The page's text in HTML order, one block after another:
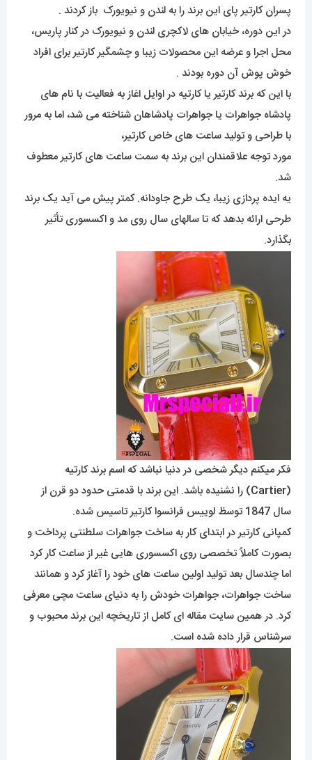
پسران کارتیر پای این برند را به لندن و نیویورک باز کردند .
در این دوره، خیابان های لاکچری لندن و نیویورک در کنار پاریس،
محل اجرا و عرضه این محصولات زیبا و چشمگیر کارتیر برای افراد
خوش پوش آن دوره بودند .
با این که برند کارتیر یا کارتیه در اوایل اغاز به فعالیت با نام های
پادشاه جواهرات یا جواهرات پادشاهان شناخته می شد، اما به مرور
با طراحی و تولید ساعت های خاص کارتیر،
مورد توجه علاقمندان این برند به سمت ساعت های کارتیر معطوف
شد.
یه ایده پردازی زیبا، یک طرح جاودانه. کمتر پیش می آید یک برند
طرحی ارائه بدهد که تا سالهای سال روی مد و اکسسوری تأثیر
بگذارد.
فکر میکنم دیگر شخصی در دنیا نباشد که اسم برند کارتیه
(
Cartier) را نشنیده باشد. این برند با قدمتی حدود دو قرن از
سال 1847 توسظ لوییس فرانسوا کارتیر تاسیس شده.
کمپانی کارتیر در ابتدای کار به ساخت جواهرات سلطنتی پرداخت و
بصورت کاملاً تخصصی روی اکسسوری هایی غیر از ساعت کار کرد
اما چندسال بعد تولید اولین ساعت های خود را آغاز کرد و همانند
ساخت جواهرات، جواهرات خودش را به دنیای ساعت مچی معرفی
کرد. در همین سایت مقاله ای کامل از تاریخچه این برند محبوب و
سرشناس قرار داده شده است.